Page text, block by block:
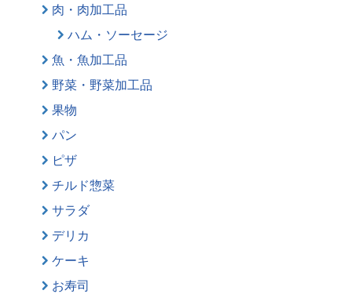
肉・肉加工品
ハム・ソーセージ
魚・魚加工品
野菜・野菜加工品
果物
パン
ピザ
チルド惣菜
サラダ
デリカ
ケーキ
お寿司